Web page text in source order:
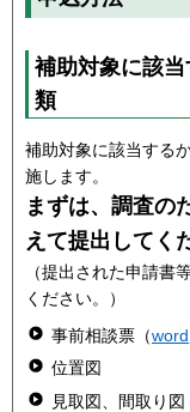
補助対象に該
類
補助対象に該当する
施します。
まずは、調査の
えて提出してく
（提出された申請書
ください。）
事前相談票（word
位置図
見取図、間取り